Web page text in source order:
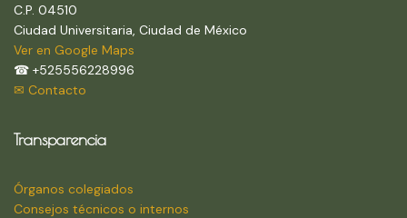
C.P. 04510
Ciudad Universitaria, Ciudad de México
Ver en Google Maps
☎ +525556228996
✉ Contacto
Transparencia
Órganos colegiados
Consejos técnicos o internos